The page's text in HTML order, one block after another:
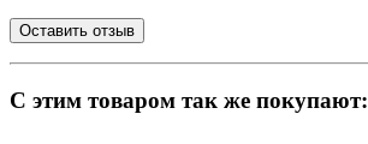
C этим товаром так же покупают: